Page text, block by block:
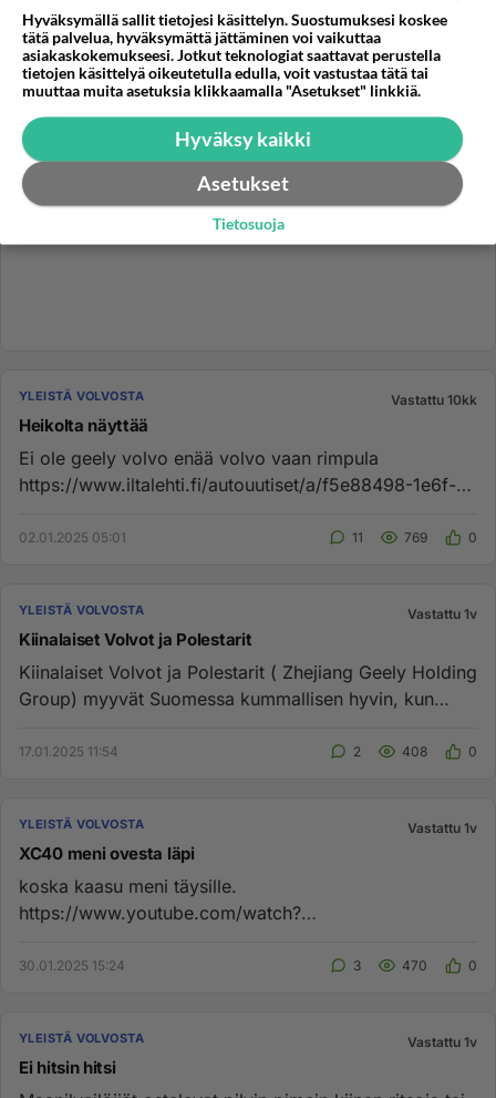
YLEISTÄ VOLVOSTA Vastattu 10kk
Heikolta näyttää
Ei ole geely volvo enää volvo vaan rimpula
https://www.iltalehti.fi/autouutiset/a/f5e88498-1e6f-
02.01.2025 05:01 11 769 0
YLEISTÄ VOLVOSTA Vastattu 1v
Kiinalaiset Volvot ja Polestarit
Kiinalaiset Volvot ja Polestarit ( Zhejiang Geely Holding
Group) myyvät Suomessa kummallisen hyvin, kun
17.01.2025 11:54 2 408 0
YLEISTÄ VOLVOSTA Vastattu 1v
XC40 meni ovesta läpi
koska kaasu meni täysille.
https://www.youtube.com/watch?
https://www.youtu...
30.01.2025 15:24 3 470 0
YLEISTÄ VOLVOSTA Vastattu 1v
Ei hitsin hitsi
Hyväksymällä sallit tietojesi käsittelyn. Suostumuksesi koskee
tätä palvelua, hyväksymättä jättäminen voi vaikuttaa
asiakaskokemukseesi. Jotkut teknologiat saattavat perustella
tietojen käsittelyä oikeutetulla edulla, voit vastustaa tätä tai
muuttaa muita asetuksia klikkaamalla "Asetukset" linkkiä.
Hyväksy kaikki
Asetukset
Tietosuoja